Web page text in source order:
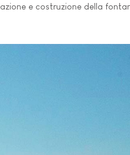
e costruzione della